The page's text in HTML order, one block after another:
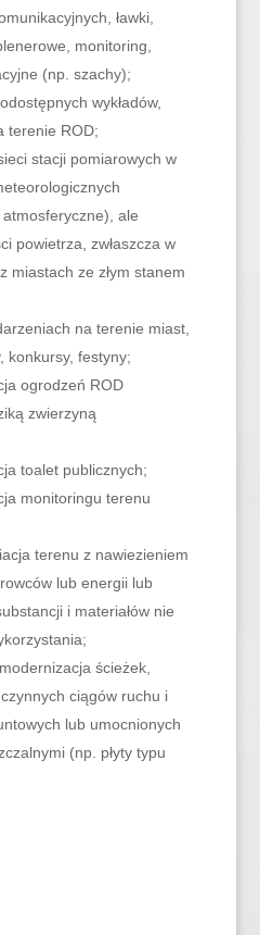
ławki,
monitoring,
(np. szachy);
wykładów,
terenie ROD;
stacji pomiarowych w
ale
powietrza, zwłaszcza w
miastach ze złym stanem
na terenie miast,
konkursy, festyny;
ogrodzeń ROD
zwierzyną
toalet publicznych;
monitoringu terenu
terenu z nawiezieniem
lub energii lub
i materiałów nie
ścieżek,
ciągów ruchu i
lub umocnionych
(np. płyty typu